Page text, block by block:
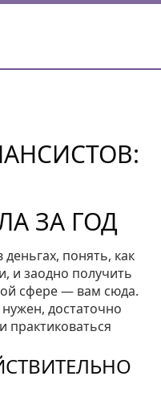
ЗА ГОД
понять, как
и заодно получить
сфере — вам сюда.
достаточно
практиковаться